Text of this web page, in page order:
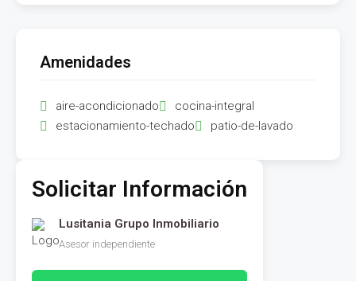
Amenidades
aire-acondicionado
cocina-integral
estacionamiento-techado
patio-de-lavado
Solicitar Información
Lusitania Grupo Inmobiliario
Asesor independiente